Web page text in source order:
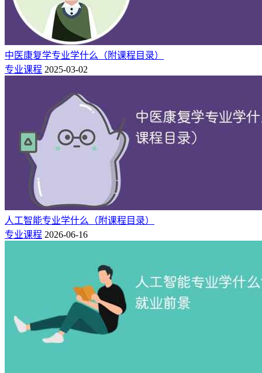
中医康复学专业学什么（附课程目录）
专业课程 2025-03-02
人工智能专业学什么（附课程目录）
专业课程 2026-06-16